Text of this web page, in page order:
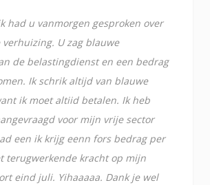
had u vanmorgen gesproken over
U zag blauwe
de belastingdienst en een bedrag
Ik schrik altijd van blauwe
ik moet altiid betalen. Ik heb
voor mijn vrije sector
een ik krijg eenn fors bedrag per
terugwerkende kracht op mijn
eind juli. Yihaaaaa. Dank je wel